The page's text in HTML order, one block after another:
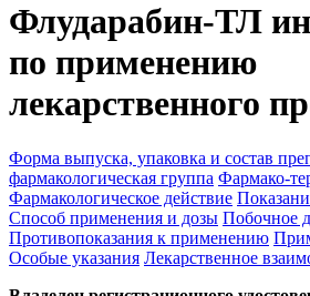
Флударабин-ТЛ
по применению
лекарственного
Форма выпуска, упаковка и состав
фармакологическая группа Фармако-
Фармакологическое действие
Способ применения и дозы Побочное
Противопоказания к применению
Особые указания Лекарственное